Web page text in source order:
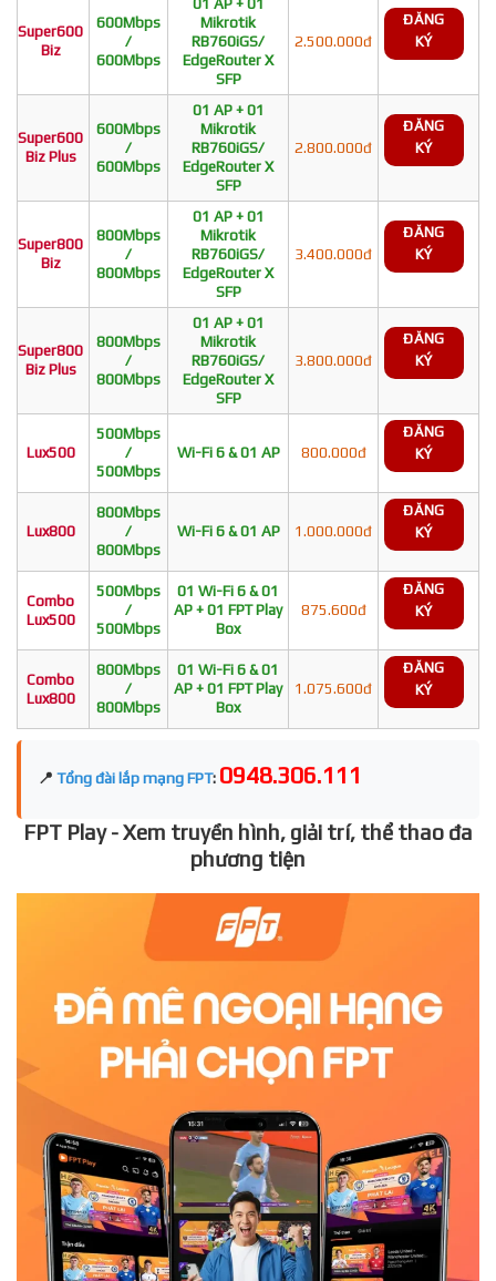
Super600
Biz
600Mbps
/
600Mbps
Mikrotik
RB760iGS/
EdgeRouter X
SFP
2.500.000đ
ĐĂNG
KÝ
Super600
Biz Plus
600Mbps
/
600Mbps
01 AP + 01
Mikrotik
RB760iGS/
EdgeRouter X
SFP
2.800.000đ
ĐĂNG
KÝ
Super800
Biz
800Mbps
/
800Mbps
01 AP + 01
Mikrotik
RB760iGS/
EdgeRouter X
SFP
3.400.000đ
ĐĂNG
KÝ
Super800
Biz Plus
800Mbps
/
800Mbps
01 AP + 01
Mikrotik
RB760iGS/
EdgeRouter X
SFP
3.800.000đ
ĐĂNG
KÝ
Lux500
500Mbps
/
500Mbps
Wi-Fi 6 & 01 AP 800.000đ
ĐĂNG
KÝ
Lux800
800Mbps
/
800Mbps
Wi-Fi 6 & 01 AP 1.000.000đ
ĐĂNG
KÝ
Combo
Lux500
500Mbps
/
500Mbps
01 Wi-Fi 6 & 01
AP + 01 FPT Play
Box
875.600đ
ĐĂNG
KÝ
Combo
Lux800
800Mbps
/
800Mbps
01 Wi-Fi 6 & 01
AP + 01 FPT Play
Box
1.075.600đ
ĐĂNG
KÝ
📍 Tổng đài lắp mạng FPT: 0948.306.111
FPT Play - Xem truyền hình, giải trí, thể thao đa
phương tiện